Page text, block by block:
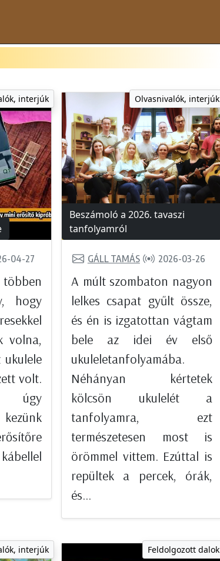
interjúk
04-27
hogy
volna,
volt.
úgy
Olvasnivalók, interjúk
Beszámoló a 2026. tavaszi
tanfolyamról
GÁLL TAMÁS 2026-03-26
A múlt szombaton nagyon
lelkes csapat gyűlt össze,
és én is izgatottan vágtam
bele az idei év első
ukuleletanfolyamába.
Néhányan kértetek
kölcsön ukulelét a
tanfolyamra, ezt
természetesen most is
örömmel vittem. Ezúttal is
repültek a percek, órák,
és...
interjúk Feldolgozott dalok